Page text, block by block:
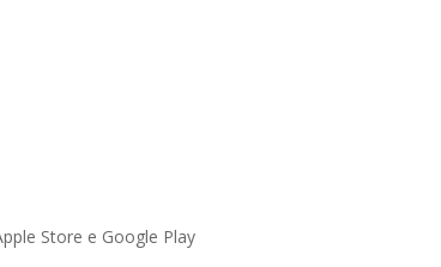
Store e Google Play